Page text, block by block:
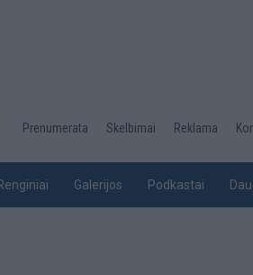
Desktop
top
Prenumerata Skelbimai Reklama
Galerijos Podkastai